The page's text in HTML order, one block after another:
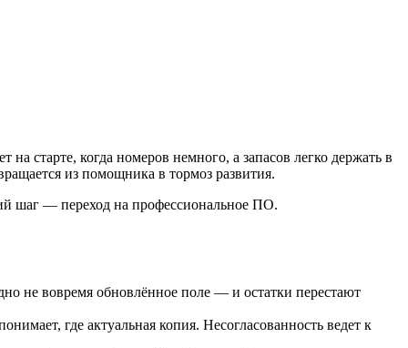
старте, когда номеров немного, а запасов легко держать в
из помощника в тормоз развития.
шаг — переход на профессиональное ПО.
не вовремя обновлённое поле — и остатки перестают
где актуальная копия. Несогласованность ведет к